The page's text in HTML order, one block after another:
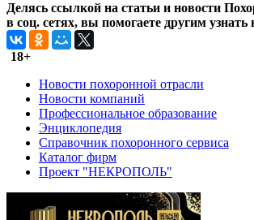
Делясь ссылкой на статьи и новости
в соц. сетях, вы помогаете другим узнать
18+
Новости похоронной отрасли
Новости компаний
Профессиональное образование
Энциклопедия
Справочник похоронного сервиса
Каталог фирм
Проект "НЕКРОПОЛЬ"